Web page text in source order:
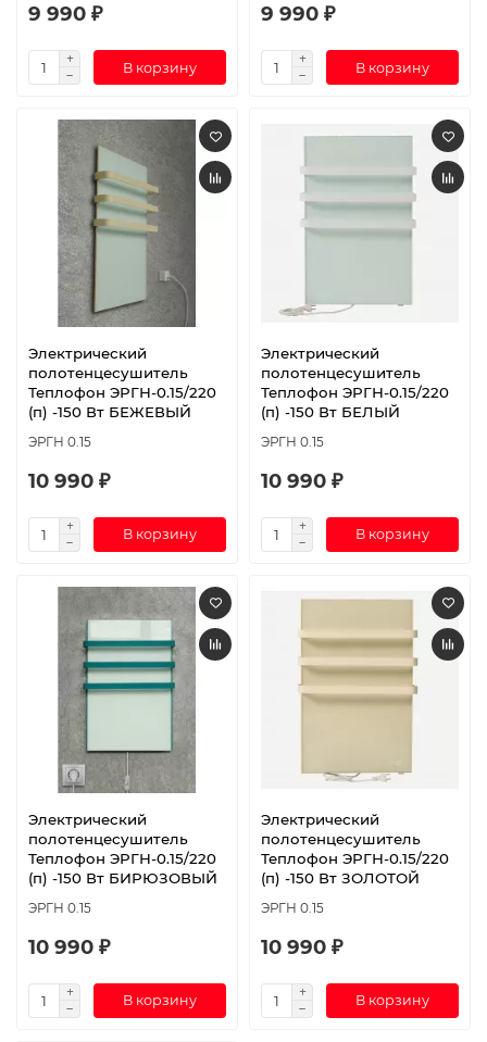
9 990 ₽
В корзину
9 990 ₽
В корзину
Электрический
полотенцесушитель
Теплофон ЭРГН-0.15/220
(п) -150 Вт БЕЖЕВЫЙ
ЭРГН 0.15
10 990 ₽
В корзину
Электрический
полотенцесушитель
Теплофон ЭРГН-0.15/220
(п) -150 Вт БЕЛЫЙ
ЭРГН 0.15
10 990 ₽
В корзину
Электрический
полотенцесушитель
Теплофон ЭРГН-0.15/220
(п) -150 Вт БИРЮЗОВЫЙ
ЭРГН 0.15
10 990 ₽
В корзину
Электрический
полотенцесушитель
Теплофон ЭРГН-0.15/220
(п) -150 Вт ЗОЛОТОЙ
ЭРГН 0.15
10 990 ₽
В корзину